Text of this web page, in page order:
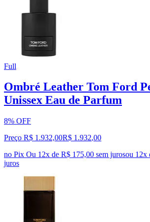
Full
Ombré Leather Tom Ford
Unissex Eau de Parfum
8% OFF
Preço R$ 1.932,00R$ 1.932,00
no Pix Ou 12x de R$ 175,00 sem jurosou 12x
juros